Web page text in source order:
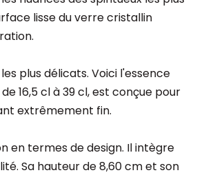
lisse du verre cristallin
plus délicats. Voici l'essence
16,5 cl à 39 cl, est conçue pour
extrêmement fin.
en termes de design. Il intègre
Sa hauteur de 8,60 cm et son